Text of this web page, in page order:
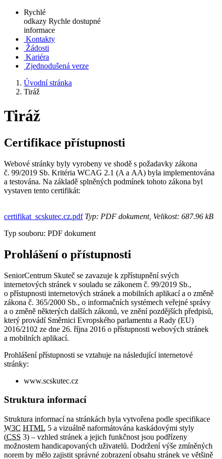
Rychlé
odkazy Rychle dostupné
informace
Kontakty
Žádosti
Kariéra
Zjednodušená verze
Úvodní stránka
Tiráž
Tiráž
Certifikace přístupnosti
Webové stránky byly vyrobeny ve shodě s požadavky zákona
č. 99/2019 Sb. Kritéria WCAG 2.1 (A a AA) byla implementována
a testována. Na základě splněných podmínek tohoto zákona byl
vystaven tento certifikát:
certifikat_scskutec.cz.pdfTyp: PDF dokument, Velikost: 687.96 kB
Typ souboru: PDF dokument
Prohlášení o přístupnosti
SeniorCentrum Skuteč se zavazuje k zpřístupnění svých
internetových stránek v souladu se zákonem č. 99/2019 Sb.,
o přístupnosti internetových stránek a mobilních aplikací a o změně
zákona č. 365/2000 Sb., o informačních systémech veřejné správy
a o změně některých dalších zákonů, ve znění pozdějších předpisů,
který provádí Směrnici Evropského parlamentu a Rady (EU)
2016/2102 ze dne 26. října 2016 o přístupnosti webových stránek
a mobilních aplikací.
Prohlášení přístupnosti se vztahuje na následující internetové
stránky:
www.scskutec.cz
Struktura informací
Struktura informací na stránkách byla vytvořena podle specifikace
W3C HTML 5 a vizuálně naformátována kaskádovými styly
(CSS 3) – vzhled stránek a jejich funkčnost jsou podřízeny
možnostem handicapovaných uživatelů. Dodržení výše zmíněných
norem by mělo zajistit správné zobrazení obsahu stránek ve většině